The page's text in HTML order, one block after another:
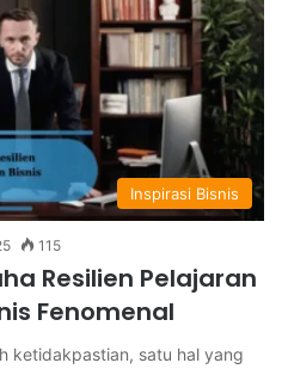
Inspirasi Bisnis
115
Resilien Pelajaran
Fenomenal
ketidakpastian, satu hal yang